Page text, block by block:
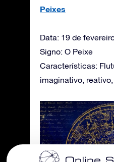
Peixes
Data: 19 de
Signo: O Peixe
Características:
imaginativo,